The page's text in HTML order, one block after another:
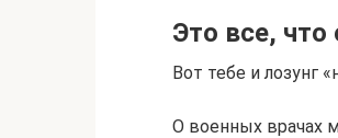
Это все, что
Вот тебе и лозунг
О военных врачах